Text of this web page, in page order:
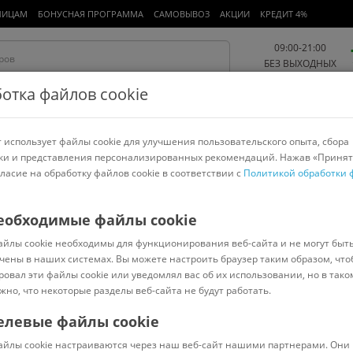
БОНУСНАЯ ПРОГРАММА САМОВЫВОЗ АКЦИИ КРЕДИТ 4%
09:00-21:00
БЕЗ ВЫХОДНЫХ
Работа и офис Авто и мото Детям и мамам Красота и
спорт
фильтры, удлинители > Cablexpert
2
Код: 5731555
файлов cookie
файлы cookie для улучшения пользовательского опыта, сбора
и представления персонализированных рекомендаций. Нажав
на обработку файлов cookie в соответствии с Политикой обработки
файлы cookie
cookie необходимы для функционирования веб-сайта и не могут
в наших системах. Вы можете настроить браузер таким образом,
эти файлы cookie или уведомлял вас об их использовании, но в
что некоторые разделы веб-сайта не будут работать.
файлы cookie
cookie настраиваются через наш веб-сайт нашими партнерами. Они